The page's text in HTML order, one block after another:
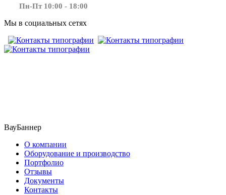
Пн-Пт 10:00 - 18:00
Мы в социальных сетях
ВауБаннер
О компании
Оборудование и производство
Портфолио
Отзывы
Документы
Контакты